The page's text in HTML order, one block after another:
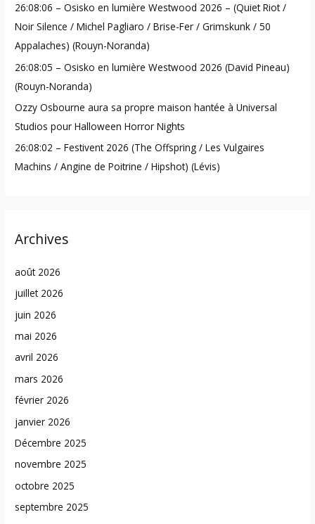
r
:
26:08:06 – Osisko en lumière Westwood 2026 – (Quiet Riot /
Noir Silence / Michel Pagliaro / Brise-Fer / Grimskunk / 50
Appalaches) (Rouyn-Noranda)
26:08:05 – Osisko en lumière Westwood 2026 (David Pineau)
(Rouyn-Noranda)
Ozzy Osbourne aura sa propre maison hantée à Universal
Studios pour Halloween Horror Nights
26:08:02 – Festivent 2026 (The Offspring / Les Vulgaires
Machins / Angine de Poitrine / Hipshot) (Lévis)
Archives
août 2026
juillet 2026
juin 2026
mai 2026
avril 2026
mars 2026
février 2026
janvier 2026
Décembre 2025
novembre 2025
octobre 2025
septembre 2025